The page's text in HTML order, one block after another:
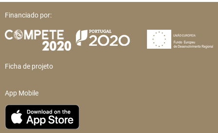
Financiado por:
Ficha de projeto
App Mobile